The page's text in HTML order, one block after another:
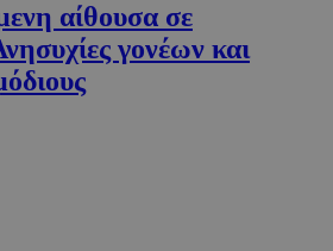
αίθουσα σε
γονέων και